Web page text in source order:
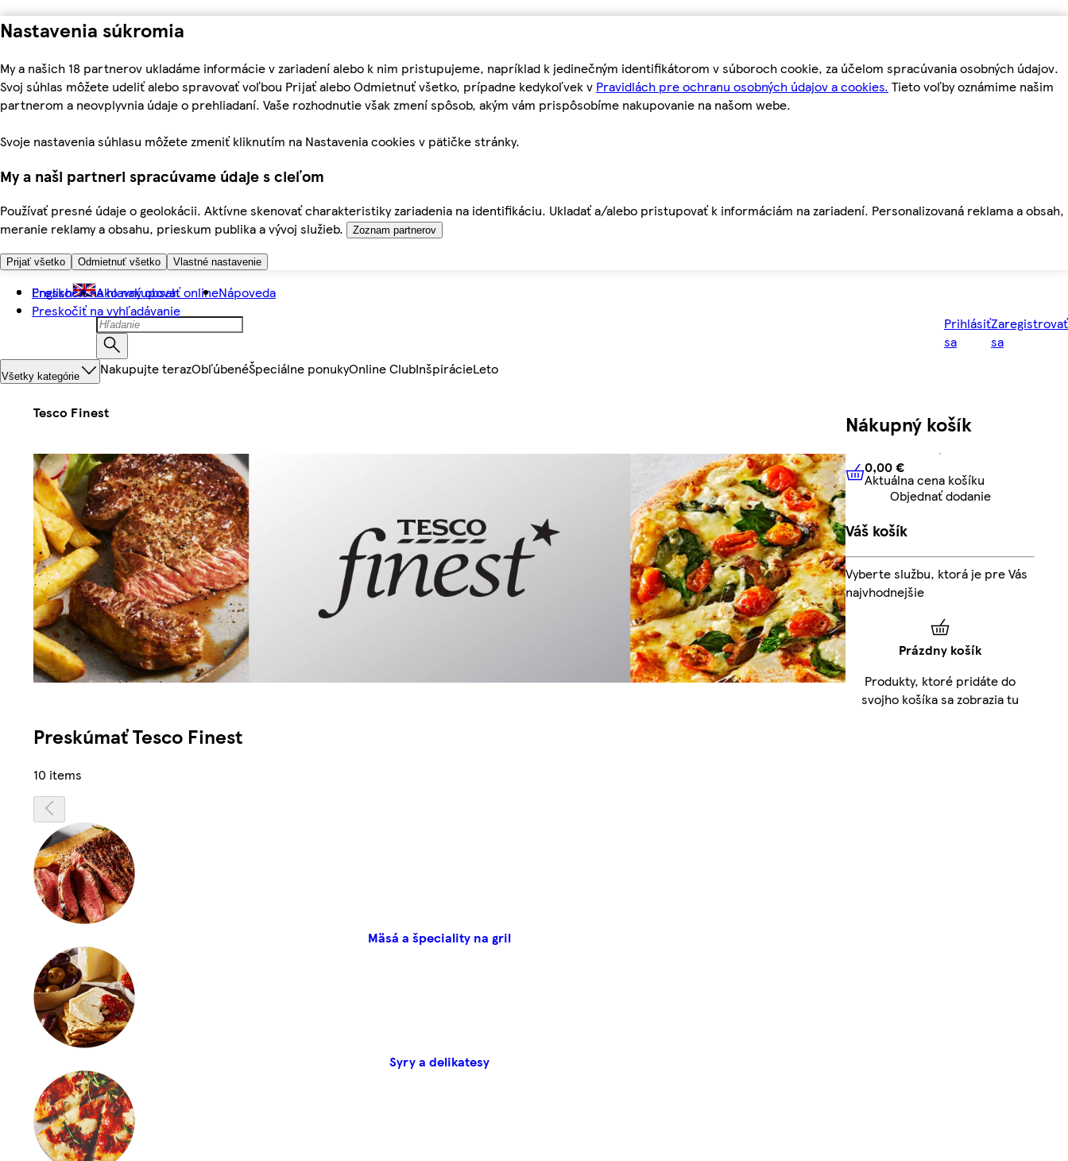
Nastavenia súkromia
My a našich 18 partnerov ukladáme informácie v zariadení alebo k nim pristupujeme, napríklad k jedinečným identifikátorom v súboroch cookie, za účelom spracúvania osobných údajov.
Svoj súhlas môžete udeliť alebo spravovať voľbou Prijať alebo Odmietnuť všetko, prípadne kedykoľvek v Pravidlách pre ochranu osobných údajov a cookies. Tieto voľby oznámime našim
partnerom a neovplyvnia údaje o prehliadaní. Vaše rozhodnutie však zmení spôsob, akým vám prispôsobíme nakupovanie na našom webe.
Svoje nastavenia súhlasu môžete zmeniť kliknutím na Nastavenia cookies v pätičke stránky.
My a naši partneri spracúvame údaje s cieľom
Používať presné údaje o geolokácii. Aktívne skenovať charakteristiky zariadenia na identifikáciu. Ukladať a/alebo pristupovať k informáciám na zariadení. Personalizovaná reklama a obsah,
meranie reklamy a obsahu, prieskum publika a vývoj služieb.
Zoznam partnerov
Prijať všetko Odmietnuť všetko Vlastné nastavenie
Preskočiť na hlavný obsah
Preskočiť na vyhľadávanie
English Ako nakupovať onlineNápoveda
Prihlásiť
sa
Zaregistrovať
sa
Všetky kategórie Nakupujte terazObľúbenéŠpeciálne ponukyOnline ClubInšpirácieLeto
Tesco Finest
Preskúmať Tesco Finest
10 items
Mäsá a špeciality na gril
Syry a delikatesy
Nákupný košík
0,00 € Aktuálna cena košíku
0,00 €
Aktuálna cena košíku
Objednať dodanie
Váš košík
Vyberte službu, ktorá je pre Vás
najvhodnejšie
Prázdny košík
Produkty, ktoré pridáte do
svojho košíka sa zobrazia tu